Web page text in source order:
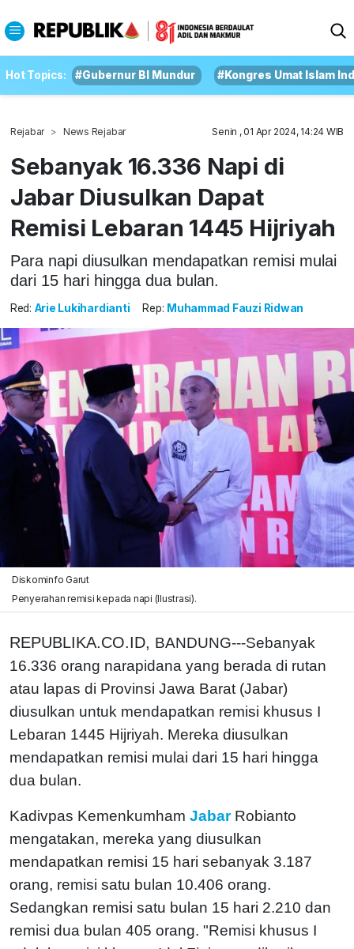
Hot Topics: #Gubernur BI Mundur #Kongres Umat Islam
Rejabar News Rejabar Senin , 01 Apr 2024, 14:24 WIB
Sebanyak 16.336 Napi di
Jabar Diusulkan Dapat
Remisi Lebaran 1445 Hijriyah
Para napi diusulkan mendapatkan remisi mulai
dari 15 hari hingga dua bulan.
Red: Arie Lukihardianti Rep: Muhammad Fauzi Ridwan
Diskominfo Garut
Penyerahan remisi kepada napi (Ilustrasi).
REPUBLIKA.CO.ID, BANDUNG---Sebanyak
16.336 orang narapidana yang berada di rutan
atau lapas di Provinsi Jawa Barat (Jabar)
diusulkan untuk mendapatkan remisi khusus I
Lebaran 1445 Hijriyah. Mereka diusulkan
mendapatkan remisi mulai dari 15 hari hingga
dua bulan.
Kadivpas Kemenkumham Jabar Robianto
mengatakan, mereka yang diusulkan
mendapatkan remisi 15 hari sebanyak 3.187
orang, remisi satu bulan 10.406 orang.
Sedangkan remisi satu bulan 15 hari 2.210 dan
remisi dua bulan 405 orang. "Remisi khusus I